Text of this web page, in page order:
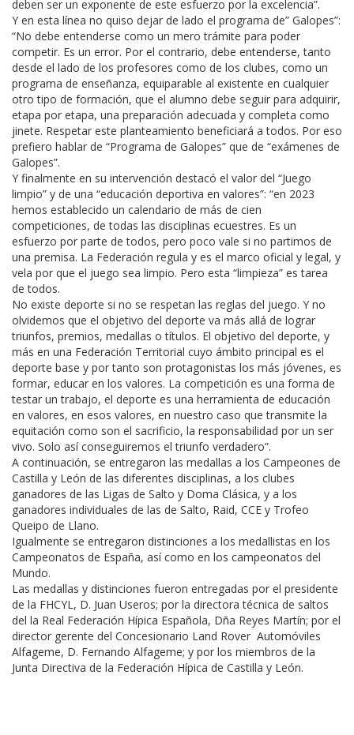
deben ser un exponente de este esfuerzo por la excelencia”.
Y en esta línea no quiso dejar de lado el programa de” Galopes”:
“No debe entenderse como un mero trámite para poder
competir. Es un error. Por el contrario, debe entenderse, tanto
desde el lado de los profesores como de los clubes, como un
programa de enseñanza, equiparable al existente en cualquier
otro tipo de formación, que el alumno debe seguir para adquirir,
etapa por etapa, una preparación adecuada y completa como
jinete. Respetar este planteamiento beneficiará a todos. Por eso
prefiero hablar de “Programa de Galopes” que de “exámenes de
Galopes”.
Y finalmente en su intervención destacó el valor del “Juego
limpio” y de una “educación deportiva en valores”: “en 2023
hemos establecido un calendario de más de cien
competiciones, de todas las disciplinas ecuestres. Es un
esfuerzo por parte de todos, pero poco vale si no partimos de
una premisa. La Federación regula y es el marco oficial y legal, y
vela por que el juego sea limpio. Pero esta “limpieza” es tarea
de todos.
No existe deporte si no se respetan las reglas del juego. Y no
olvidemos que el objetivo del deporte va más allá de lograr
triunfos, premios, medallas o títulos. El objetivo del deporte, y
más en una Federación Territorial cuyo ámbito principal es el
deporte base y por tanto son protagonistas los más jóvenes, es
formar, educar en los valores. La competición es una forma de
testar un trabajo, el deporte es una herramienta de educación
en valores, en esos valores, en nuestro caso que transmite la
equitación como son el sacrificio, la responsabilidad por un ser
vivo. Solo así conseguiremos el triunfo verdadero”.
A continuación, se entregaron las medallas a los Campeones de
Castilla y León de las diferentes disciplinas, a los clubes
ganadores de las Ligas de Salto y Doma Clásica, y a los
ganadores individuales de las de Salto, Raid, CCE y Trofeo
Queipo de Llano.
Igualmente se entregaron distinciones a los medallistas en los
Campeonatos de España, así como en los campeonatos del
Mundo.
Las medallas y distinciones fueron entregadas por el presidente
de la FHCYL, D. Juan Useros; por la directora técnica de saltos
del la Real Federación Hípica Española, Dña Reyes Martín; por el
director gerente del Concesionario Land Rover Automóviles
Alfageme, D. Fernando Alfageme; y por los miembros de la
Junta Directiva de la Federación Hípica de Castilla y León.